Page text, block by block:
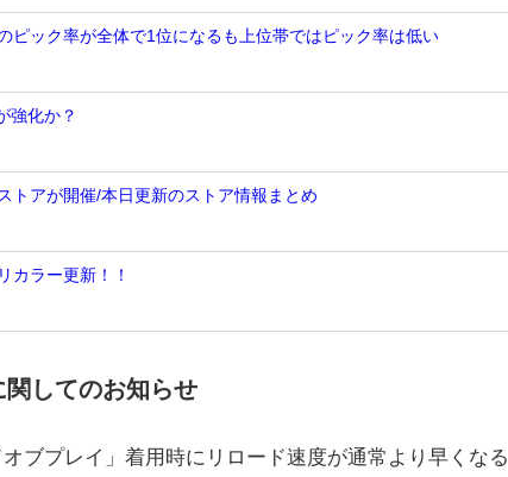
ピック率が全体で1位になるも上位帯ではピック率は低い
強化か？
トアが開催/本日更新のストア情報まとめ
カラー更新！！
してのお知らせ
ブプレイ」着用時にリロード速度が通常より早くなる